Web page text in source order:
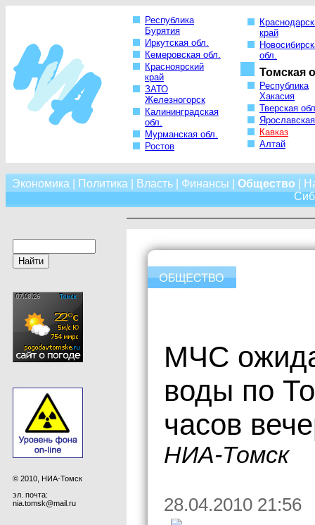
Республика
Бурятия
Иркутская обл.
Кемеровская обл.
Красноярский
край
ЗАТО
Железногорск
Калининградская
обл.
Мурманская обл.
Ростов
край
обл.
Томская
Республика
Хакасия
Тверская
Кавказ
Алтай
Экономика Политика Власть| Финансы Общество
© 2010, НИА-Томск
эл. почта:
nia.tomsk@mail.ru
МЧС
воды по
часов
НИА-Томск
28.04.2010 21:56